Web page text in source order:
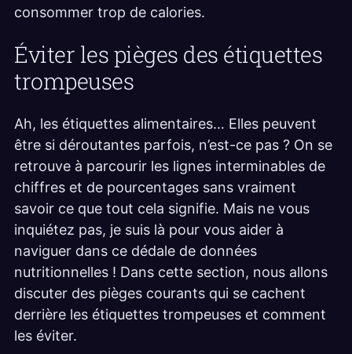
consommer trop de calories.
Éviter les pièges des étiquettes
trompeuses
Ah, les étiquettes alimentaires… Elles peuvent
être si déroutantes parfois, n’est-ce pas ? On se
retrouve à parcourir les lignes interminables de
chiffres et de pourcentages sans vraiment
savoir ce que tout cela signifie. Mais ne vous
inquiétez pas, je suis là pour vous aider à
naviguer dans ce dédale de données
nutritionnelles ! Dans cette section, nous allons
discuter des pièges courants qui se cachent
derrière les étiquettes trompeuses et comment
les éviter.